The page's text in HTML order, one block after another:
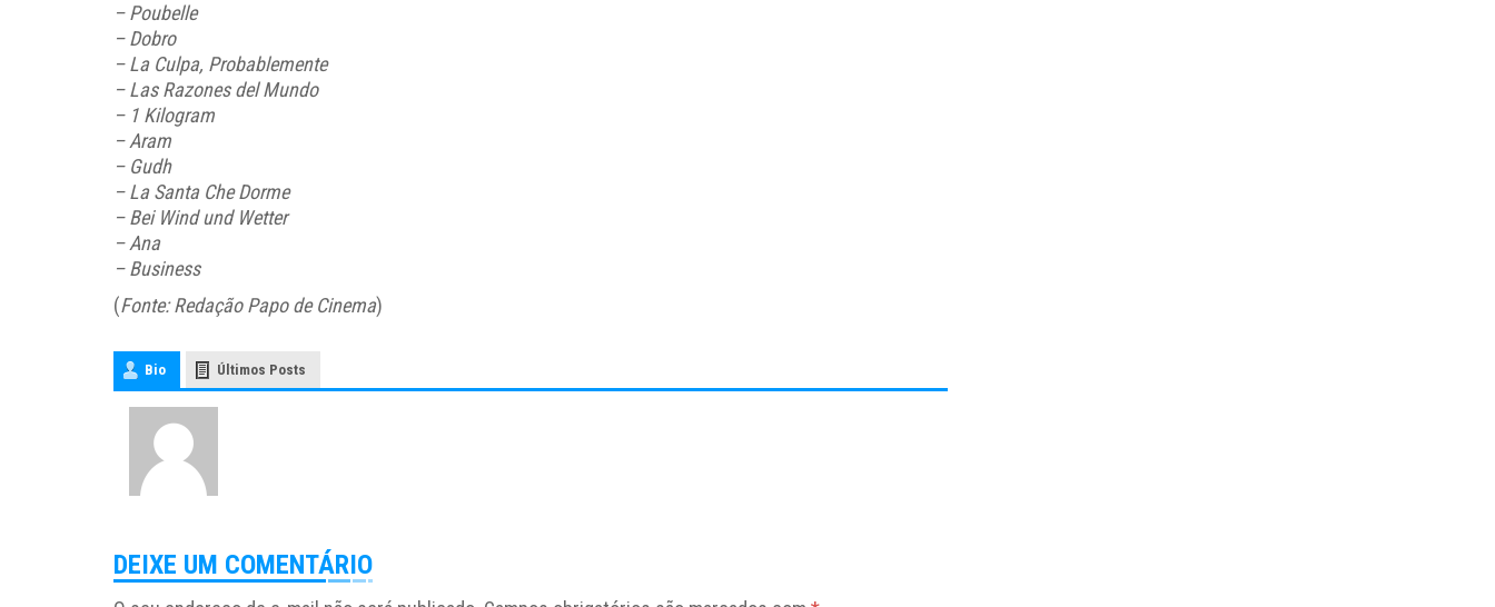
– Poubelle
– Dobro
– La Culpa, Probablemente
– Las Razones del Mundo
– 1 Kilogram
– Aram
– Gudh
– La Santa Che Dorme
– Bei Wind und Wetter
– Ana
– Business
(Fonte: Redação Papo de Cinema)
Bio Últimos Posts
DEIXE UM COMENTÁRIO